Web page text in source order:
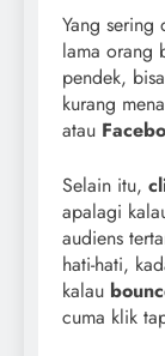
Yang sering
lama orang
pendek,
kurang
atau
Selain itu,
apalagi
audiens
hati-hati,
kalau
cuma klik